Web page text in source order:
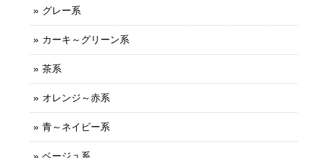
グレー系
カーキ～グリーン系
茶系
オレンジ～赤系
青～ネイビー系